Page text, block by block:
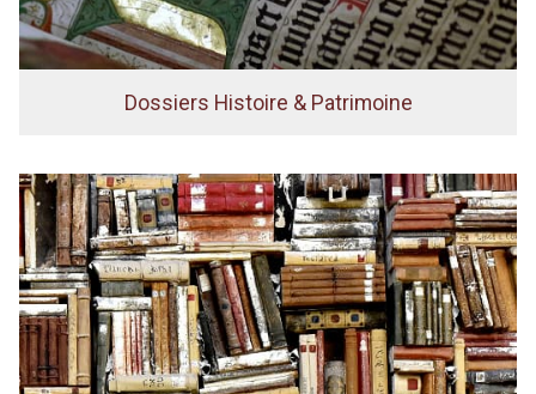
Dossiers Histoire & Patrimoine